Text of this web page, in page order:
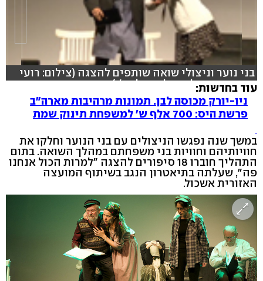
בני נוער וניצולי שואה שותפים להצגה (צילום: רועי
עידן עריכה: ליאת לידור לידג'י)
עוד בחדשות:
ניו-יורק מכוסה לבן. תמונות מרהיבות מארה"ב
פרשת היס: 700 אלף ש' למשפחת תינוק שמת
במשך שנה נפגשו הניצולים עם בני הנוער וחלקו את
חוויותיהם וחוויות בני משפחתם במהלך השואה. בתום
התהליך חוברו 18 סיפורים להצגה "למרות הכול אנחנו
פה", שעלתה בתיאטרון הנגב בשיתוף המועצה
האזורית אשכול.